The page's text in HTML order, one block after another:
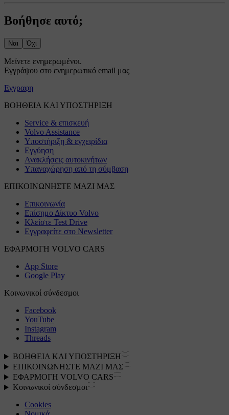
Βοήθησε αυτό;
Ναι Όχι